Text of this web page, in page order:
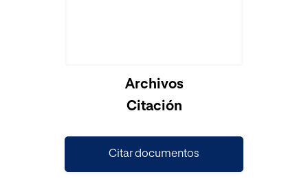
Archivos
Citación
Citar documentos